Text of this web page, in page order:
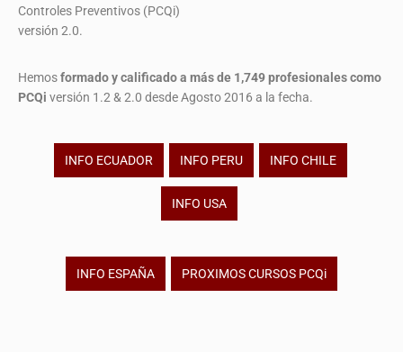
Controles Preventivos (PCQi)
versión 2.0.
Hemosformado y calificado a más de 1,749 profesionalescomo
PCQi versión 1.2 & 2.0 desde Agosto 2016 a la fecha.
INFO ECUADOR INFO PERU INFO CHILE
INFO USA
INFO ESPAÑA PROXIMOS CURSOS PCQi